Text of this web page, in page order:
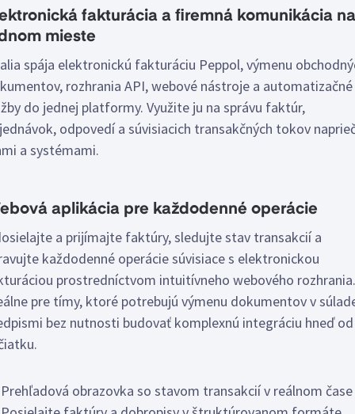
fakturácia a firemná komunikácia na
mieste
spája elektronickú fakturáciu Peppol, výmenu
rozhrania API, webové nástroje a automatizačné
do jednej platformy. Využite ju na správu faktúr,
odpovedí a súvisiacich transakčných tokov
a systémami.
aplikácia pre každodenné operácie
a prijímajte faktúry, sledujte stav transakcií a
každodenné operácie súvisiace s elektronickou
prostredníctvom intuitívneho webového rozhrania.
pre tímy, ktoré potrebujú výmenu dokumentov v
bez nutnosti budovať komplexnú integráciu hneď od
Prehľadová obrazovka so stavom transakcií v reálnom čase